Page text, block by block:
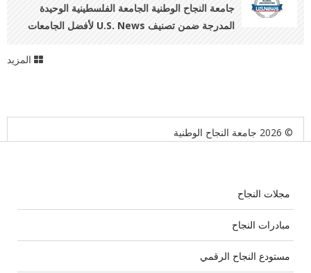
جامعة النجاح الوطنية الجامعة الفلسطينية الوحيدة
المدرجة ضمن تصنيف U.S. News لأفضل الجامعات
العالمية 2026–2027
المزيد
© 2026 جامعة النجاح الوطنية
مجلات النجاح
مبادرات النجاح
مستودع النجاح الرقمي